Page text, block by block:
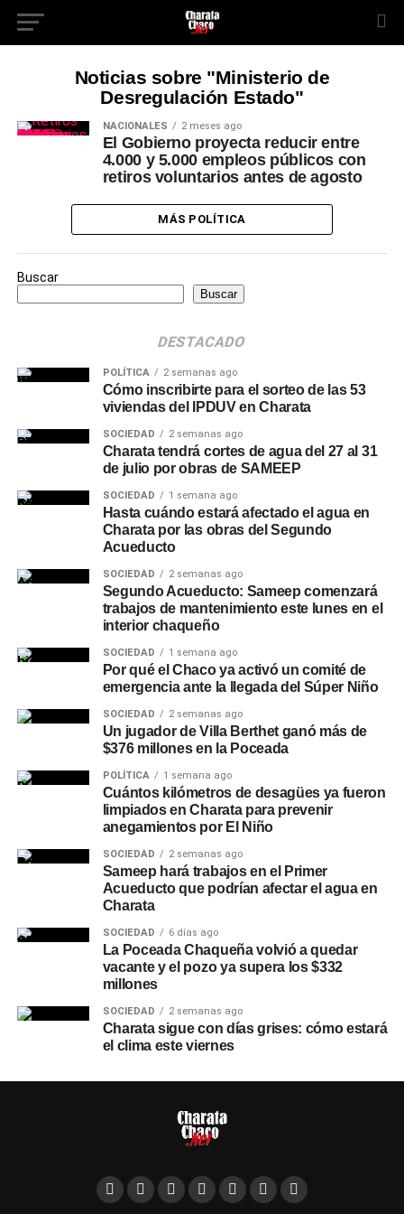
Noticias sobre "Ministerio de
Desregulación Estado"
NACIONALES 2 meses ago
El Gobierno proyecta reducir entre
4.000 y 5.000 empleos públicos con
retiros voluntarios antes de agosto
MÁS POLÍTICA
Buscar
Buscar
DESTACADO
POLÍTICA 2 semanas ago
Cómo inscribirte para el sorteo de las 53
viviendas del IPDUV en Charata
SOCIEDAD 2 semanas ago
Charata tendrá cortes de agua del 27 al 31
de julio por obras de SAMEEP
SOCIEDAD 1 semana ago
Hasta cuándo estará afectado el agua en
Charata por las obras del Segundo
Acueducto
SOCIEDAD 2 semanas ago
Segundo Acueducto: Sameep comenzará
trabajos de mantenimiento este lunes en el
interior chaqueño
SOCIEDAD 1 semana ago
Por qué el Chaco ya activó un comité de
emergencia ante la llegada del Súper Niño
SOCIEDAD 2 semanas ago
Un jugador de Villa Berthet ganó más de
$376 millones en la Poceada
POLÍTICA 1 semana ago
Cuántos kilómetros de desagües ya fueron
limpiados en Charata para prevenir
anegamientos por El Niño
SOCIEDAD 2 semanas ago
Sameep hará trabajos en el Primer
Acueducto que podrían afectar el agua en
Charata
SOCIEDAD 6 días ago
La Poceada Chaqueña volvió a quedar
vacante y el pozo ya supera los $332
millones
SOCIEDAD 2 semanas ago
Charata sigue con días grises: cómo estará
el clima este viernes